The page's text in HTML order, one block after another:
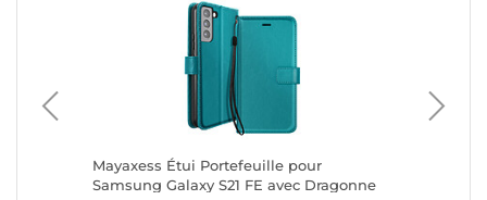
Mayaxess Étui Portefeuille pour
Samsung Galaxy S21 FE avec Dragonne